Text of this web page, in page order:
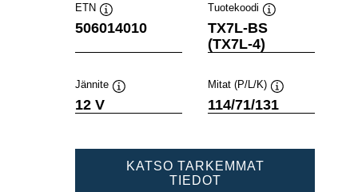
ETN
Työkaluvihje
506014010
Tuotekoodi
TX7L-BS
(TX7L-4)
Jännite
12 V
Mitat (P/L/K)
114/71/131
KATSO TARKEMMAT
TIEDOTPOWERSPORTS